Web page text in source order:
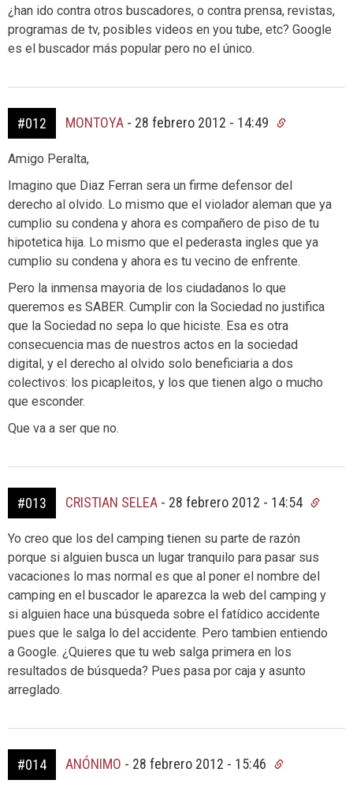
¿han ido contra otros buscadores, o contra prensa, revistas,
programas de tv, posibles videos en you tube, etc? Google
es el buscador más popular pero no el único.
#012 MONTOYA - 28 febrero 2012 - 14:49
Amigo Peralta,
Imagino que Diaz Ferran sera un firme defensor del
derecho al olvido. Lo mismo que el violador aleman que ya
cumplio su condena y ahora es compañero de piso de tu
hipotetica hija. Lo mismo que el pederasta ingles que ya
cumplio su condena y ahora es tu vecino de enfrente.
Pero la inmensa mayoria de los ciudadanos lo que
queremos es SABER. Cumplir con la Sociedad no justifica
que la Sociedad no sepa lo que hiciste. Esa es otra
consecuencia mas de nuestros actos en la sociedad
digital, y el derecho al olvido solo beneficiaria a dos
colectivos: los picapleitos, y los que tienen algo o mucho
que esconder.
Que va a ser que no.
#013 CRISTIAN SELEA - 28 febrero 2012 - 14:54
Yo creo que los del camping tienen su parte de razón
porque si alguien busca un lugar tranquilo para pasar sus
vacaciones lo mas normal es que al poner el nombre del
camping en el buscador le aparezca la web del camping y
si alguien hace una búsqueda sobre el fatídico accidente
pues que le salga lo del accidente. Pero tambien entiendo
a Google. ¿Quieres que tu web salga primera en los
resultados de búsqueda? Pues pasa por caja y asunto
arreglado.
#014 ANÓNIMO - 28 febrero 2012 - 15:46